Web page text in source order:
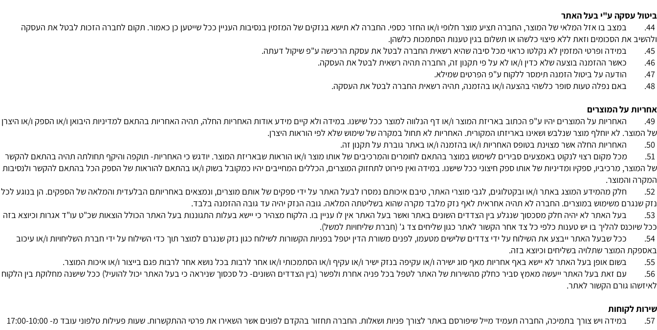
במידה וקיבלתם מוצר שאתם חוששים שהוא פגום יש לפנות לבית העסק בכתב ולהעבירו לבית העסק וזאת לצורך בדיקה, מוצר שיימצא פגום, יתקבל עליו זיכוי מלא ו/או יתאפשר לבית העסק לתקנו
עילה לפיצויים.
ע"י בעל האתר
במצב בו אזל המלאי של המוצר, החברה תציע מוצר חלופי ו/או החזר כספי. החברה לא תישא בנזקים של המזמין בנסיבות העניין ככל שייטען כן כאמור. תקום לחברה הזכות לבטל את העסקה
הסכומים וזאת ללא פיצוי כלשהו או תשלום בגין טענות הסתמכות כלשהן.
במידה ופרטי המזמין לא נקלטו כראוי מכל סיבה שהיא רשאית החברה לבטל את עסקת הרכישה ע"פ שיקול דעתה.
כאשר ההזמנה בוצעה שלא כדין ו/או לא על פי תקנון זה, החברה תהיה רשאית לבטל את העסקה.
הודעה על ביטול הזמנה תימסר ללקוח ע"פ הפרטים שמילא.
באם נפלה טעות סופר כלשהי בהצעה ו/או בהזמנה, תהיה רשאית החברה לבטל את העסקה.
המוצרים
האחריות על המוצרים יהיו ע"פ הכתוב באריזת המוצר ו/או דף הנלווה למוצר ככל שישנו. במידה ולא קיים מידע אודות האחריות החלה, תהיה האחריות בהתאם למדיניות היבואן ו/או הספק ו/או היצרן
לא יוחלף מוצר שנלבש ושאינו באריזתו המקורית. האחריות לא תחול במקרה של שימוש שלא לפי הוראות היצרן.
האחריות החלה אשר מצוינת בטופס האחריות ו/או בהזמנה ו/או באתר גוברת על תקנון זה.
מכל מקום רצוי לנקוט באמצעים סבירים לשימוש במוצר בהתאם לחומרים והמרכיבים של אותו מוצר ו/או הוראות שבאריזת המוצר. יודגש כי האחריות- תוקפה והיקף תחולתה תהיה בהתאם להקשר
מרכיביו, ספקיו ומדיניות של אותו ספק חיצוני ככל שישנו. במידה ואין פירוט לתחזוק המוצרים, הכללים המחייבים יהיו כמקובל בשוק ו/או בהתאם להוראות של הספק הכל בהתאם להקשר ולנסיבות
חלק מהמידע המוצג באתר ו/או ובקטלוגים, לגבי מוצרי האתר, טיבם איכותם נמסרו לבעל האתר על ידי ספקים של אותם מוצרים, ונמצאים באחריותם הבלעדית והמלאה של הספקים. הן בנוגע לכל
משימוש במוצרים. החברה לא תהיה אחראית לאף נזק מלבד מקרה שהוא בשליטתה המלאה. גובה הנזק יהיה עד גובה ההזמנה בלבד.
בעל האתר לא יהיה חלק מסכסוך שנגלע בין הצדדים השונים באתר ואשר בעל האתר אין לו עניין בו. הלקוח מצהיר כי יישא בעלות התגוננות בעל האתר הכולל הוצאות שכ"ט עו"ד אגרות וכיוצא בזה
להליך בו יש טענות כלפי כל צד אחר הקשור לאתר כגון שליחים צד ג' (חברת שליחויות למשל).
ככל שבעל האתר ייבצע את השילוח על ידי צדדים שלישים מטעמו, לפנים משורת הדין יטפל בפניות הקשורות לשילוח כגון נזק שנגרם למוצר תוך כדי השילוח על ידי חברת השליחויות ו/או עיכוב
בשום אופן בעל האתר לא יישא באף אחריות מאף סוג ישירה ו/או עקיפה בנזק ישיר ו/או עקיף ו/או הסתמכותי ו/או אחר לרבות בכל נושא אחר לרבות פגם בייצור ו/או איכות המוצר.
עם זאת בעל האתר ייעשה מאמץ סביר כחלק מהשירות של האתר לטפל בכל פניה אחרת ולפשר (בין הצדדים השונים- כל סכסוך שניראה כי בעל האתר יכול להועיל) ככל שישנה מחלוקת בין הלקוח